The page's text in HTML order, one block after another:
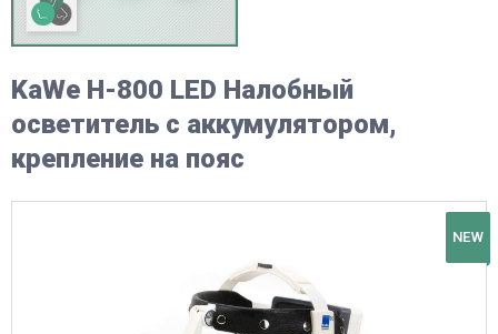
KaWe H-800 LЕD Налобный
осветитель с аккумулятором,
крепление на пояс
NEW